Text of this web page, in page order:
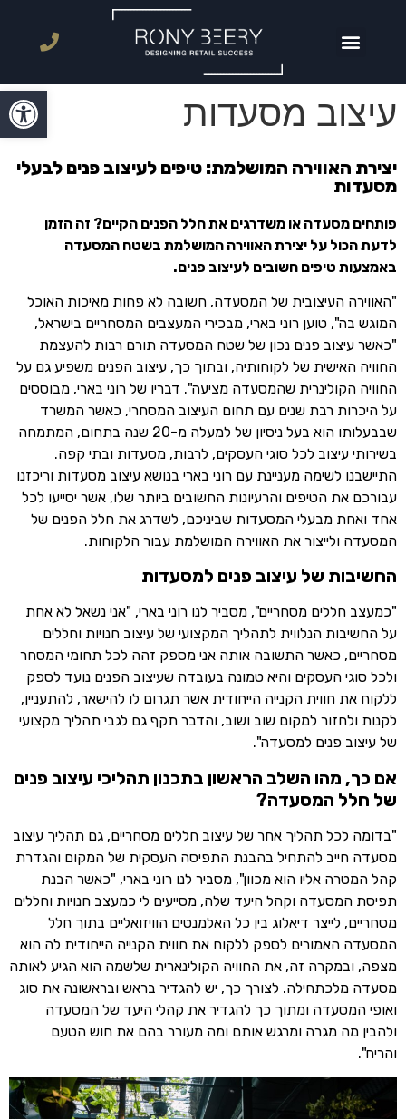
פתח עיצוב מסעדות
יצירת האווירה המושלמת: טיפים לעיצוב פנים לבעלי
מסעדות
פותחים מסעדה או משדרגים את חלל הפנים הקיים? זה הזמן
לדעת הכול על יצירת האווירה המושלמת בשטח המסעדה
באמצעות טיפים חשובים לעיצוב פנים.
"האווירה העיצובית של המסעדה, חשובה לא פחות מאיכות האוכל
המוגש בה", טוען רוני בארי, מבכירי המעצבים המסחריים בישראל,
"כאשר עיצוב פנים נכון של שטח המסעדה תורם רבות להעצמת
החוויה האישית של לקוחותיה, ובתוך כך, עיצוב הפנים משפיע גם על
החוויה הקולינרית שהמסעדה מציעה". דבריו של רוני בארי, מבוססים
על היכרות רבת שנים עם תחום העיצוב המסחרי, כאשר המשרד
שבבעלותו הוא בעל ניסיון של למעלה מ-20 שנה בתחום, המתמחה
בשירותי עיצוב לכל סוגי העסקים, לרבות, מסעדות ובתי קפה.
התיישבנו לשימה מעניינת עם רוני בארי בנושא עיצוב מסעדות וריכזנו
עבורכם את הטיפים והרעיונות החשובים ביותר שלו, אשר יסייעו לכל
אחד ואחת מבעלי המסעדות שביניכם, לשדרג את חלל הפנים של
המסעדה ולייצור את האווירה המושלמת עבור הלקוחות.
החשיבות של עיצוב פנים למסעדות
"כמעצב חללים מסחריים", מסביר לנו רוני בארי, "אני נשאל לא אחת
על החשיבות הנלווית לתהליך המקצועי של עיצוב חנויות וחללים
מסחריים, כאשר התשובה אותה אני מספק זהה לכל תחומי המסחר
ולכל סוגי העסקים והיא טמונה בעובדה שעיצוב הפנים נועד לספק
ללקוח את חווית הקנייה הייחודית אשר תגרום לו להישאר, להתעניין,
לקנות ולחזור למקום שוב ושוב, והדבר תקף גם לגבי תהליך מקצועי
של עיצוב פנים למסעדה".
אם כך, מהו השלב הראשון בתכנון תהליכי עיצוב פנים
של חלל המסעדה?
"בדומה לכל תהליך אחר של עיצוב חללים מסחריים, גם תהליך עיצוב
מסעדה חייב להתחיל בהבנת התפיסה העסקית של המקום והגדרת
קהל המטרה אליו הוא מכוון", מסביר לנו רוני בארי, "כאשר הבנת
תפיסת המסעדה וקהל היעד שלה, מסייעים לי כמעצב חנויות וחללים
מסחריים, לייצר דיאלוג בין כל האלמנטים הוויזואליים בתוך חלל
המסעדה האמורים לספק ללקוח את חווית הקנייה הייחודית לה הוא
מצפה, ובמקרה זה, את החוויה הקולינארית שלשמה הוא הגיע לאותה
מסעדה מלכתחילה. לצורך כך, יש להגדיר בראש ובראשונה את סוג
ואופי המסעדה ומתוך כך להגדיר את קהלי היעד של המסעדה
ולהבין מה מגרה ומרגש אותם ומה מעורר בהם את חוש הטעם
והריח".